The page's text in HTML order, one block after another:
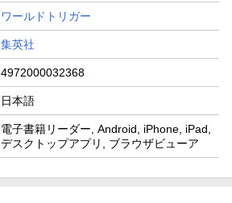
ワールドトリガー
集英社
4972000032368
日本語
電子書籍リーダー, Android, iPhone, iPad,
デスクトップアプリ, ブラウザビューア